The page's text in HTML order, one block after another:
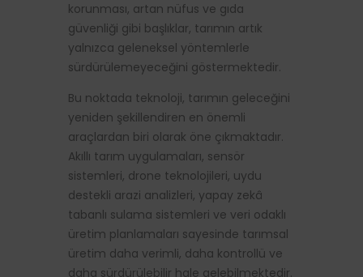
korunması, artan nüfus ve gıda
güvenliği gibi başlıklar, tarımın artık
yalnızca geleneksel yöntemlerle
sürdürülemeyeceğini göstermektedir.
Bu noktada teknoloji, tarımın geleceğini
yeniden şekillendiren en önemli
araçlardan biri olarak öne çıkmaktadır.
Akıllı tarım uygulamaları, sensör
sistemleri, drone teknolojileri, uydu
destekli arazi analizleri, yapay zekâ
tabanlı sulama sistemleri ve veri odaklı
üretim planlamaları sayesinde tarımsal
üretim daha verimli, daha kontrollü ve
daha sürdürülebilir hale gelebilmektedir.